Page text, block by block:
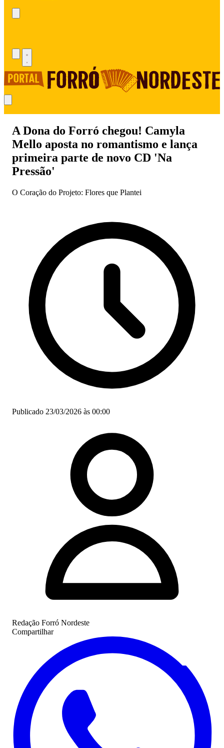
A Dona do Forró chegou! Camyla
Mello aposta no romantismo e lança
primeira parte de novo CD 'Na
Pressão'
O Coração do Projeto: Flores que Plantei
Publicado 23/03/2026 às 00:00
Redação Forró Nordeste
Compartilhar